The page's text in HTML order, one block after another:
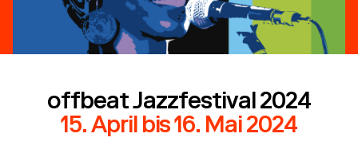
offbeat Jazzfestival 2024
15. Aprilbis16. Mai 2024